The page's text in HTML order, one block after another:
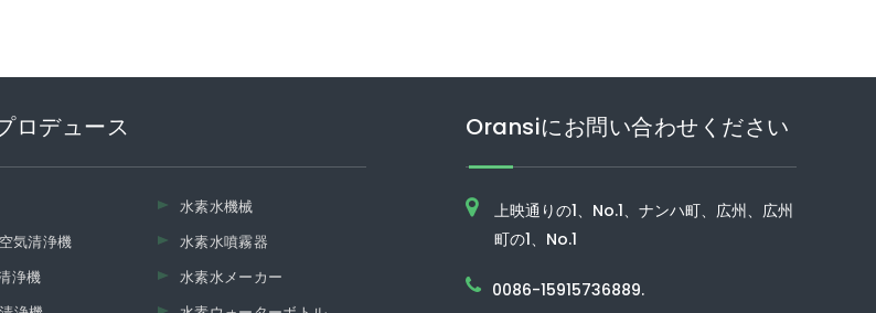
ロデュース
気清浄機
浄機
水素水機械
水素水噴霧器
水素水メーカー
Oransiにお問い合わせください
上映通りの1、No.1、ナンハ町、広州、広州
町の1、No.1
0086-15915736889.